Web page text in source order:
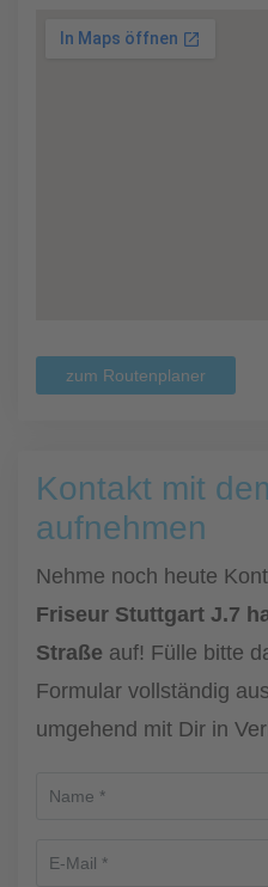
zum Routenplaner
Kontakt mit
aufnehmen
Nehme noch heute
Friseur Stuttgart J.7
Straße auf! Fülle bitte
Formular vollständig
umgehend mit Dir in